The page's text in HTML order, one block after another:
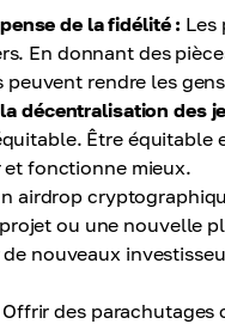
de la fidélité : Les
En donnant des
rendre les
décentralisation des
Être
fonctionne mieux.
airdrop
ou une nouvelle
nouveaux
Offrir des parachutages